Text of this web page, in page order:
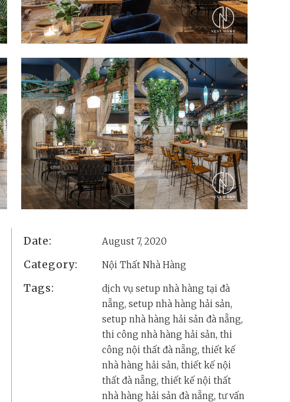
Date: August 7, 2020
Category: Nội Thất Nhà Hàng
Tags:
dịch vụ setup nhà hàng tại đà
nẵng, setup nhà hàng hải sản,
setup nhà hàng hải sản đà nẵng,
thi công nhà hàng hải sản, thi
công nội thất đà nẵng, thiết kế
nhà hàng hải sản, thiết kế nội
thất đà nẵng, thiết kế nội thất
nhà hàng hải sản đà nẵng, tư vấn